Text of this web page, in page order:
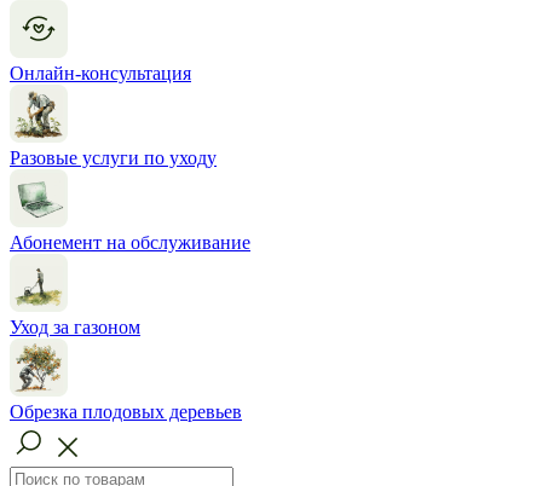
Онлайн-консультация
Разовые услуги по уходу
Абонемент на обслуживание
Уход за газоном
Обрезка плодовых деревьев